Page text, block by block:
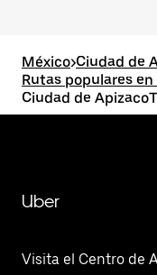
México>Ciudad de
Rutas populares
Ciudad de
Uber
Visita el Centro de